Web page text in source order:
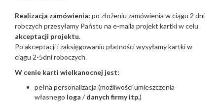
Realizacja zamówienia: po złożeniu zamówienia w ciągu 2 dni
robczych przesyłamy Państu na e-maila projekt kartki w celu
akceptacji projektu.
Po akceptacji i zaksięgowaniu płatności wysyłamy kartki w
ciągu 2-5dni roboczych.
W cenie karti wielkanocnej jest:
pełna personalizacja (możliwości umieszczenia
własnego loga /danych firmy itp.)